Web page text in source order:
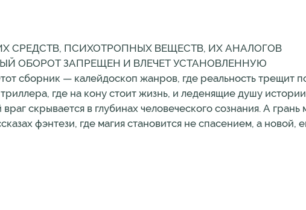
СРЕДСТВ, ПСИХОТРОПНЫХ ВЕЩЕСТВ, ИХ АНАЛОГОВ
ОБОРОТ ЗАПРЕЩЕН И ВЛЕЧЕТ УСТАНОВЛЕННУЮ
— калейдоскоп жанров, где реальность трещит
где на кону стоит жизнь, и леденящие душу истории
скрывается в глубинах человеческого сознания. А
фэнтези, где магия становится не спасением, а новой,